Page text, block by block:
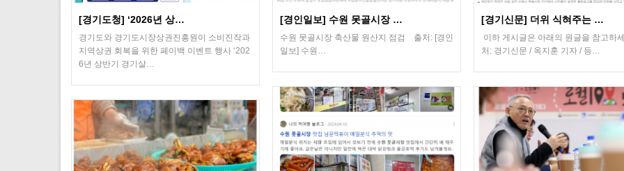
[경기도청] ‘2026년 상…
경기도와 경기도시장상권진흥원이 소비진작과
지역상권 회복을 위한 페이백 이벤트 행사 ‘202
6년 상반기 경기살…
[경인일보] 수원 못골시장 …
수원 못골시장 축산물 원산지 점검 출처: [경인
일보] 수원…
[경기신문] 더위 식혀주는 …
이하 게시글은 아래의 원글을 참고하
처: 경기신문 / 옥지훈 기자 / 등…